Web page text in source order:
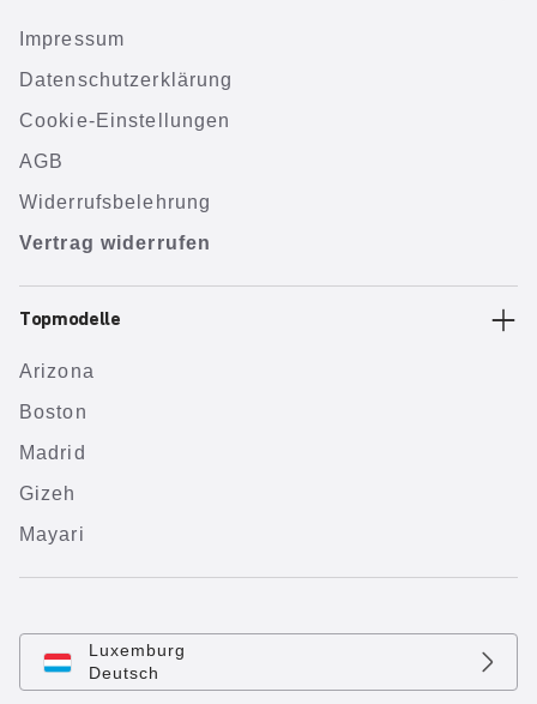
Impressum
Datenschutzerklärung
Cookie-Einstellungen
AGB
Widerrufsbelehrung
Vertrag widerrufen
Topmodelle
Arizona
Boston
Madrid
Gizeh
Mayari
Luxemburg
Deutsch